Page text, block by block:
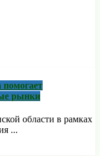
рынки
области в рамках
...